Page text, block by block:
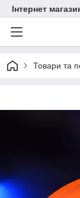
Інтернет
Товари та